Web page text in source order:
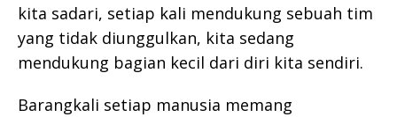
kita sadari, setiap kali mendukung sebuah tim
yang tidak diunggulkan, kita sedang
mendukung bagian kecil dari diri kita sendiri.
Barangkali setiap manusia memang